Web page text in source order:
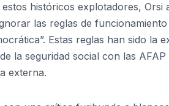
históricos explotadores, Orsi
las reglas de
Estas reglas han sido la
la seguridad social con las
externa.